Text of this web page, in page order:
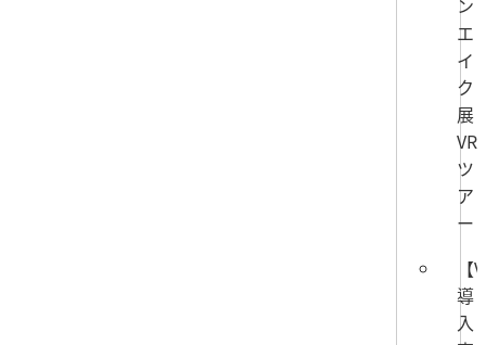
エ
イ
ク
展
VR
ツ
ア
ー
【
導
入